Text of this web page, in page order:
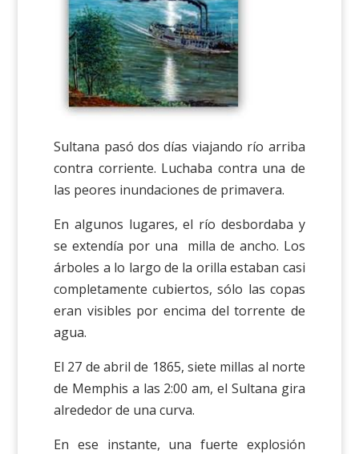
Sultana pasó dos días viajando río arriba
contra corriente. Luchaba contra una de
las peores inundaciones de primavera.
En algunos lugares, el río desbordaba y
se extendía por una milla de ancho. Los
árboles a lo largo de la orilla estaban casi
completamente cubiertos, sólo las copas
eran visibles por encima del torrente de
agua.
El 27 de abril de 1865, siete millas al norte
de Memphis a las 2:00 am, el Sultana gira
alrededor de una curva.
En ese instante, una fuerte explosión